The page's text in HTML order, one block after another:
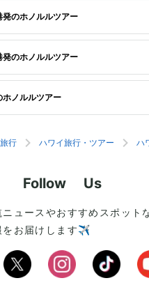
発のホノルルツアー
発のホノルルツアー
ホノルルツアー
行 ハワイ旅行・ツアー ハ
Follow Us
ュースやおすすめスポット
をお届けします✈️